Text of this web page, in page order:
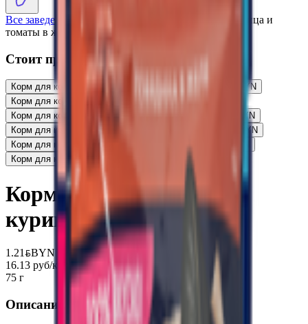
Все заведения
Корм для кошек «Felix» курица и
томаты в желе
Стоит присмотреться
Корм для кошек «Felix» говядина и птица в желе
BYN
Корм для кошек «Felix» форель в желе 1.21
BYN
Корм для кошек «Felix» индейка и печень в желе
BYN
Корм для кошек «Felix» лосось-форель в желе
Корм для кошек «Felix» говядина в желе
1.21
Корм для кошек «Felix»
курица и томаты в желе
1.21BYNBYN
16.13 руб/кг
75 г
Описание